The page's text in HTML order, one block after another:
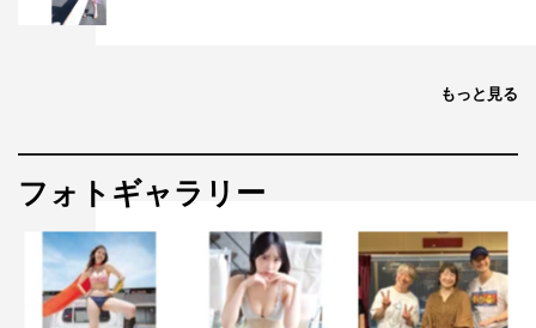
かなと思いました」と、プロレスデビューをオファーする
西島が鮮やかにアクションをさく裂させる、スリリングな
クだ。西島と濱田をはじめ、選手陣のコメント全文は次ペ
ージに掲載。
もっと見る
フォトギャラリー